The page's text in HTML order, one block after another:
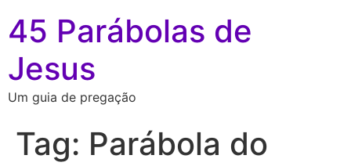
45 Parábolas de
Jesus
Um guia de pregação
Tag: Parábola do